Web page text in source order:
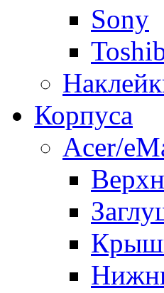
Sony
Корпуса
Acer/